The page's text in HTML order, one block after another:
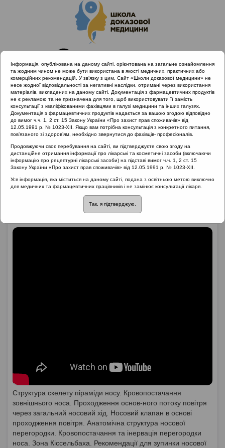
Головна
Матеріали за МКХ-11
12 Хвороби органів дихання
Анатомія та фізіологія носа та приносових пазух
Анатомія та фізіологія
носа та приносових
Структура скелету піраміди носу. Кровопостачання
зовнішнього носа. Проходження основ-ного потоку повітря
через загальний носовий хід. Носовий клапан в основі
проходження повітря. Анатомічна структура носової
перегородки. Кровопостачання та інервація перегородки
носа. Зона Кіссельбаха. Рекомендації для зупинки носової
Інформація, опублікована на даному сайті, орієнтована на загальне ознайомлення
та жодним чином не може бути використана в якості медичних, практичних або
комерційних рекомендацій. У зв’язку з цим, Сайт «Школи доказової медицини» не
несе жодної відповідальності за негативні наслідки, отримані через використання
матеріалів, викладених на даному сайті. Документація з фармацевтичних продуктів
не є рекламою та не призначена для того, щоб використовувати її замість
консультації з кваліфікованими фахівцями в галузі медицини та інших галузях.
Документація з фармацевтичних продуктів надається за вашою згодою відповідно
до вимог ч.ч. 1, 2 ст. 15 Закону України «Про захист прав споживачів» від
12.05.1991 р. № 1023-XII. Якщо вам потрібна консультація з конкретного питання,
пов’язаного зі здоров’ям, необхідно звернутися до фахівців- професіоналів.
Продовжуючи своє перебування на сайті, ви підтверджуєте свою згоду на
дистанційне отримання інформації про лікарські та косметичні засоби (включаючи
інформацію про рецептурні лікарські засоби) на підставі вимог ч.ч. 1, 2 ст. 15
Закону України «Про захист прав споживачів» від 12.05.1991 р. № 1023-XII.
Уся інформація, яка міститься на даному сайті, подана з освітньою метою виключно
для медичних та фармацевтичних працівників і не замінює консультації лікаря.
Так, я підтверджую.